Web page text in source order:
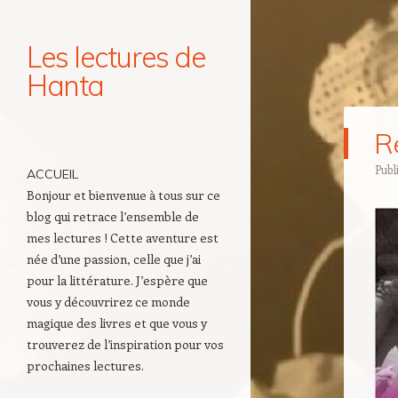
Les lectures de
Hanta
ACCUEIL
Bonjour et bienvenue à tous sur ce
blog qui retrace l’ensemble de
mes lectures ! Cette aventure est
née d’une passion, celle que j’ai
pour la littérature. J’espère que
vous y découvrirez ce monde
magique des livres et que vous y
trouverez de l’inspiration pour vos
prochaines lectures.